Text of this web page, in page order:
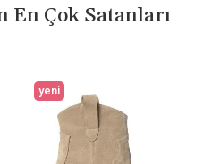
En Çok Satanları
yeni